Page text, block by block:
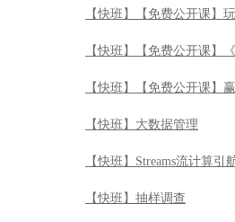
【快班】【免费公开课
【快班】【免费公开课】
【快班】【免费公开课】
【快班】大数据管理
【快班】Streams流计算引
【快班】抽样调查